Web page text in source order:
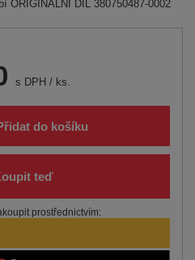
ORIGINÁLNÍ DÍL 380750487-0002
s DPH / ks.
do košíku
prostřednictvím: